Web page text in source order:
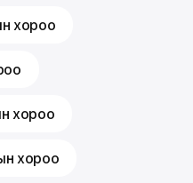
хороо
хороо
хороо